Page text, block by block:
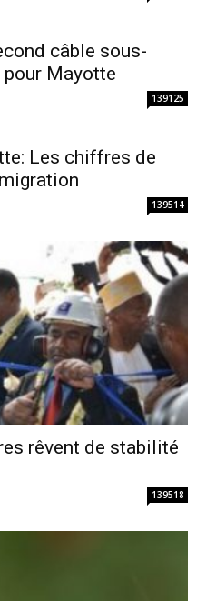
câble sous-
Mayotte
139125
Les chiffres de
139514
rêvent de stabilité
139518